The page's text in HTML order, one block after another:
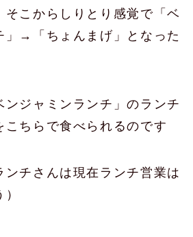
そこからしりとり感覚で「ベ
」→「ちょんまげ」となった
ンジャミンランチ」のランチ
こちらで食べられるのです
ンチさんは現在ランチ営業は